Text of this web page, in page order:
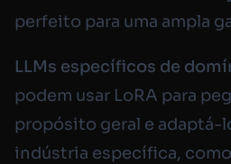
perfeito para uma ampla
LLMs específicos de
podem usar LoRA para
propósito geral e adaptá-
indústria específica,